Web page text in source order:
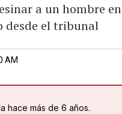
a un hombre
desde el tribunal
AM
hace más de 6 años.